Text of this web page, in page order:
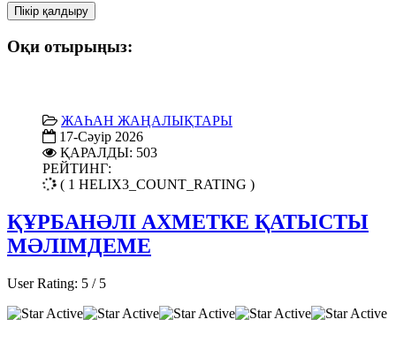
Пікір қалдыру
Оқи отырыңыз:
ЖАҺАН ЖАҢАЛЫҚТАРЫ
17-Сәуір 2026
ҚАРАЛДЫ: 503
РЕЙТИНГ:
( 1 HELIX3_COUNT_RATING )
ҚҰРБАНӘЛІ АХМЕТКЕ ҚАТЫСТЫ
МӘЛІМДЕМЕ
User Rating: 5 / 5